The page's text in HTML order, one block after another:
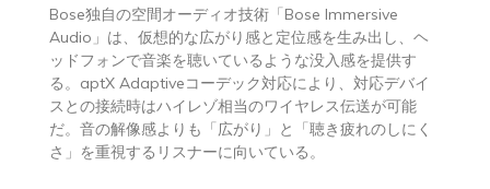
Bose独自の空間オーディオ技術「Bose Immersive
Audio」は、仮想的な広がり感と定位感を生み出し、ヘ
ッドフォンで音楽を聴いているような没入感を提供す
る。aptX Adaptiveコーデック対応により、対応デバイ
スとの接続時はハイレゾ相当のワイヤレス伝送が可能
だ。音の解像感よりも「広がり」と「聴き疲れのしにく
さ」を重視するリスナーに向いている。